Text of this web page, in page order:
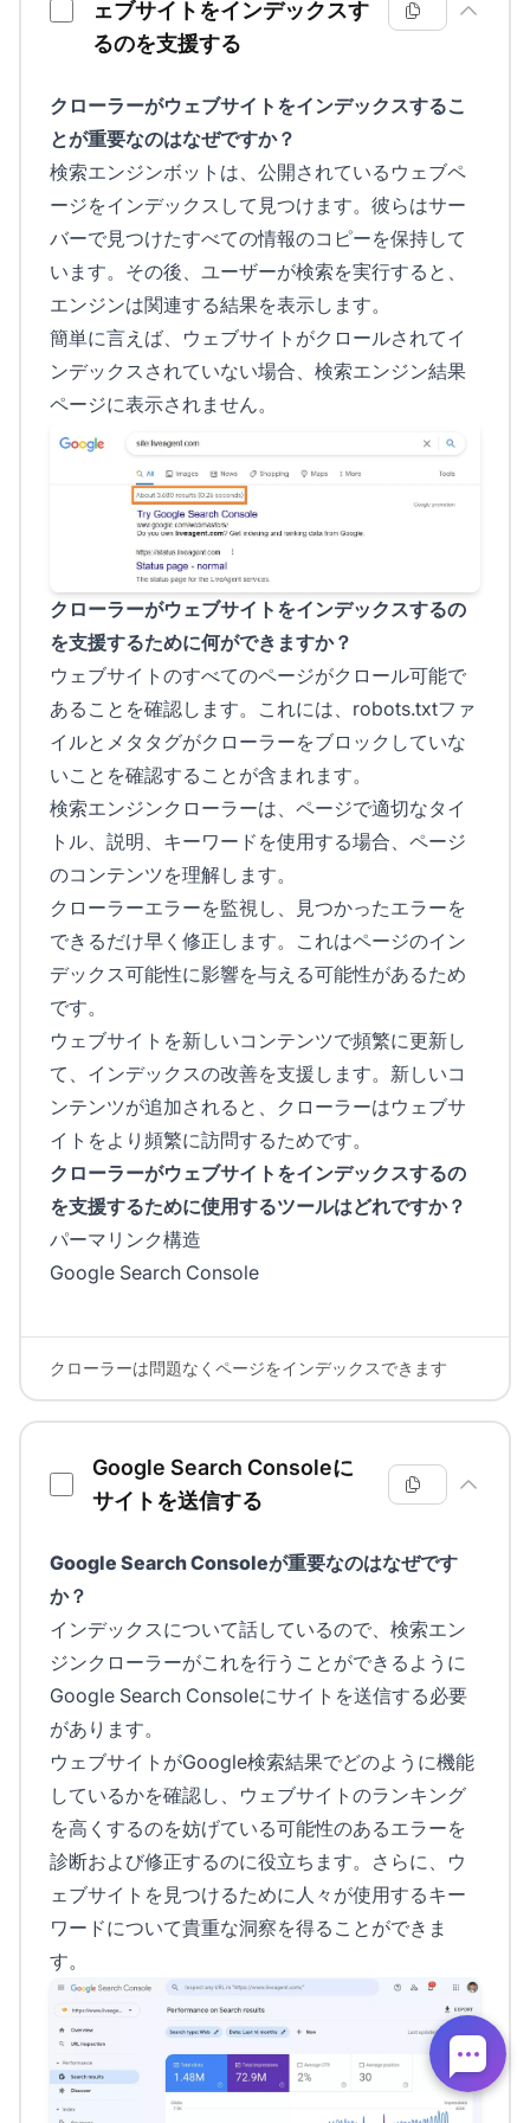
ェブサイトをインデックスす
るのを支援する
クローラーがウェブサイトをインデックスするこ
とが重要なのはなぜですか？
検索エンジンボットは、公開されているウェブペ
ージをインデックスして見つけます。彼らはサー
バーで見つけたすべての情報のコピーを保持して
います。その後、ユーザーが検索を実行すると、
エンジンは関連する結果を表示します。
簡単に言えば、ウェブサイトがクロールされてイ
ンデックスされていない場合、検索エンジン結果
ページに表示されません。
クローラーがウェブサイトをインデックスするの
を支援するために何ができますか？
ウェブサイトのすべてのページがクロール可能で
あることを確認します。これには、robots.txtファ
イルとメタタグがクローラーをブロックしていな
いことを確認することが含まれます。
検索エンジンクローラーは、ページで適切なタイ
トル、説明、キーワードを使用する場合、ページ
のコンテンツを理解します。
クローラーエラーを監視し、見つかったエラーを
できるだけ早く修正します。これはページのイン
デックス可能性に影響を与える可能性があるため
です。
ウェブサイトを新しいコンテンツで頻繁に更新し
て、インデックスの改善を支援します。新しいコ
ンテンツが追加されると、クローラーはウェブサ
イトをより頻繁に訪問するためです。
クローラーがウェブサイトをインデックスするの
を支援するために使用するツールはどれですか？
パーマリンク構造
Google Search Console
クローラーは問題なくページをインデックスできます
Google Search Consoleに
サイトを送信する
Google Search Consoleが重要なのはなぜです
か？
インデックスについて話しているので、検索エン
ジンクローラーがこれを行うことができるように
Google Search Consoleにサイトを送信する必要
があります。
ウェブサイトがGoogle検索結果でどのように機能
しているかを確認し、ウェブサイトのランキング
を高くするのを妨げている可能性のあるエラーを
診断および修正するのに役立ちます。さらに、ウ
ェブサイトを見つけるために人々が使用するキー
ワードについて貴重な洞察を得ることができま
す。